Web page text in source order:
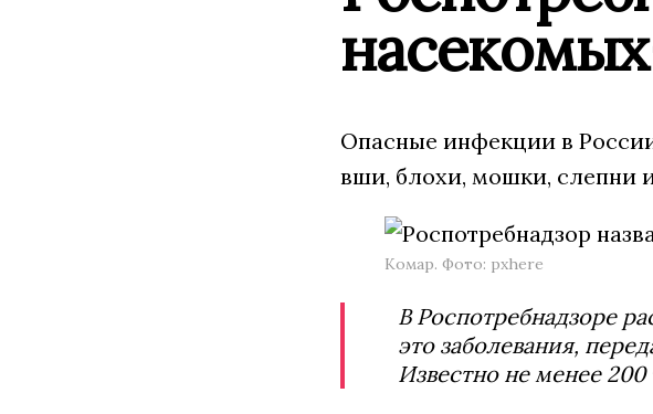
Опасные инфекции в
вши, блохи, мошки, слепни
Комар. Фото: pxhere
В Роспотребнадзоре
это заболевания,
Известно не менее